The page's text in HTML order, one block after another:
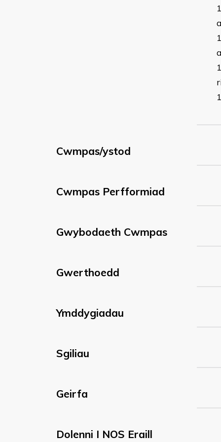
Cwmpas/ystod
Cwmpas Perfformiad
Gwybodaeth Cwmpas
Gwerthoedd
Ymddygiadau
Sgiliau
Geirfa
Dolenni I NOS Eraill